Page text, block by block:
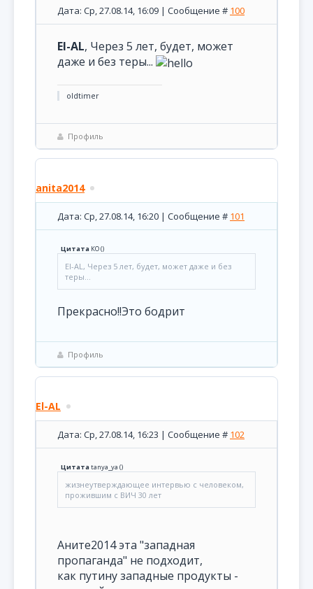
Дата: Ср, 27.08.14, 16:09 | Сообщение # 100
El-AL, Через 5 лет, будет, может
даже и без теры...
oldtimer
Профиль
anita2014
Дата: Ср, 27.08.14, 16:20 | Сообщение # 101
Цитата КО()
El-AL, Через 5 лет, будет, может даже и без
теры...
Прекрасно!!Это бодрит
Профиль
El-AL
Дата: Ср, 27.08.14, 16:23 | Сообщение # 102
Цитатаtanya_ya ()
жизнеутверждающее интервью с человеком,
прожившим с ВИЧ 30 лет
Аните2014 эта "западная
пропаганда" не подходит,
как путину западные продукты -